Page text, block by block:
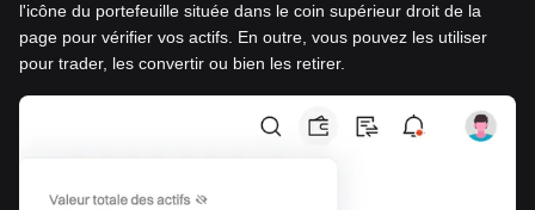
l'icône du portefeuille située dans le coin supérieur droit de la
page pour vérifier vos actifs. En outre, vous pouvez les utiliser
pour trader, les convertir ou bien les retirer.